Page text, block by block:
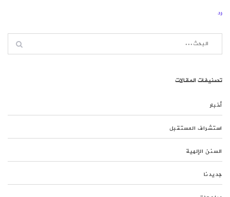
رد
تصنيفات المقالات
أخبار
استشراف المستقبل
السنن الإلهية
جديدنا